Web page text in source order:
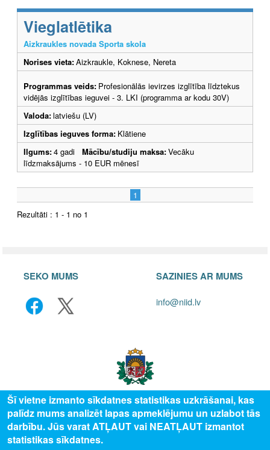
Vieglatlētika
Aizkraukles novada Sporta skola
Norises vieta:Aizkraukle, Koknese, Nereta
Programmas veids: Profesionālās ievirzes izglītība līdztekus
vidējās izglītības ieguvei - 3. LKI (programma ar kodu 30V)
Valoda:latviešu (LV)
Izglītības ieguves forma: Klātiene
Ilgums:4 gadi Mācību/studiju maksa:Vecāku
līdzmaksājums - 10 EUR mēnesī
1
Rezultāti : 1 - 1 no 1
SEKO MUMS SAZINIES AR MUMS
info@niid.lv
© 2025 Valsts izglītības attīstības aģentūra, publicētā satura visas tiesības
Šī vietne izmanto sīkdatnes statistikas uzkrāšanai, kas
palīdz mums analizēt lapas apmeklējumu un uzlabot tās
darbību. Jūs varat ATĻAUT vai NEATĻAUT izmantot
statistikas sīkdatnes.